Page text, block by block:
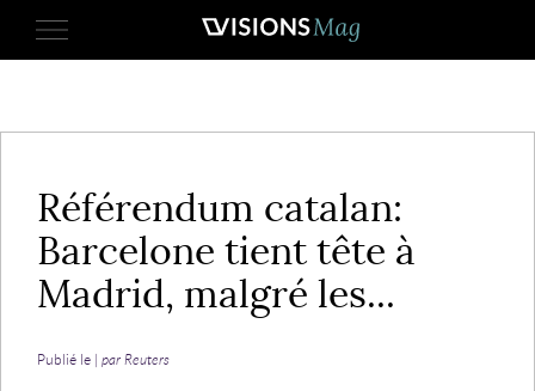
Référendum catalan:
Barcelone tient tête à
Madrid, malgré les...
Publié le | par Reuters